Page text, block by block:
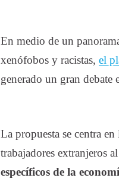
En medio de un panorama político donde cada vez circulan con más asiduidad los discursos
xenófobos y racistas, el
generado un gran debate
La propuesta se centra en
trabajadores extranjeros
específicos de la